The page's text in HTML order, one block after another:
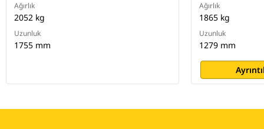
Ağırlık
2052 kg
Uzunluk
1755 mm
Ağırlık
1865 kg
Uzunluk
1279 mm